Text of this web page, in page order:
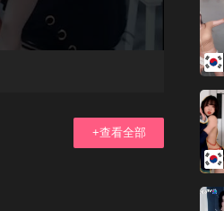
+查看全部